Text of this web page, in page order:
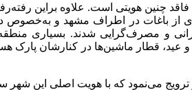
چنین هویتی است. علاوه براین
از باغات در اطراف مشهد و به‌خصوص
و مصرف‌گرایی شدند. بسیاری
عید، قطار ماشین‌ها در کنارشان پارک
می‌نمود که با هویت اصلی این شهر